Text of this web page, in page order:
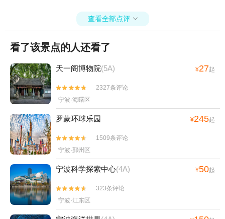
查看全部点评 
看了该景点的人还看了
天一阁博物院(5A) ¥27起


2327条评论
宁波·海曙区
罗蒙环球乐园 ¥245起


1509条评论
宁波·鄞州区
宁波科学探索中心(4A) ¥50起


323条评论
宁波·江东区